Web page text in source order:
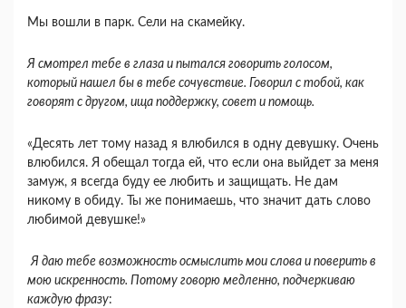
Мы вошли в парк. Сели на скамейку.
Я смотрел тебе в глаза и пытался говорить голосом,
который нашел бы в тебе сочувствие. Говорил с тобой, как
говорят с другом, ища поддержку, совет и помощь.
«Десять лет тому назад я влюбился в одну девушку. Очень
влюбился. Я обещал тогда ей, что если она выйдет за меня
замуж, я всегда буду ее любить и защищать. Не дам
никому в обиду. Ты же понимаешь, что значит дать слово
любимой девушке!»
Я даю тебе возможность осмыслить мои слова и поверить в
мою искренность. Потому говорю медленно, подчеркиваю
каждую фразу: